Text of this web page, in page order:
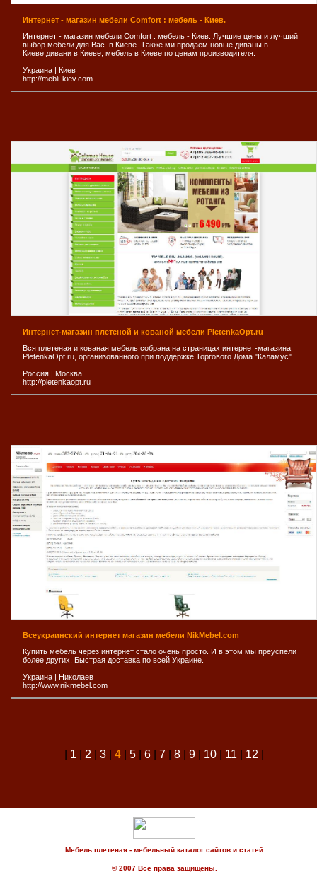
Интернет - магазин мебели Comfort : мебель - Киев.
Интернет - магазин мебели Comfort : мебель - Киев. Лучшие цены и лучший
выбор мебели для Вас. в Киеве. Также ми продаем новые диваны в
Киеве,дивани в Киеве, мебель в Киеве по ценам производителя.
Украина
Киев
http://mebli-kiev.com
Интернет-магазин плетеной и кованой мебели PletenkaOpt.ru
Вся плетеная и кованая мебель собрана на страницах интернет-магазина
PletenkaOpt.ru, организованного при поддержке Торгового Дома "Каламус"
Россия | Москва
http://pletenkaopt.ru
Всеукраинский интернет магазин мебели NikMebel.com
Купить мебель через интернет стало очень просто. И в этом мы преуспели
более других. Быстрая доставка по всей Украине.
Украина | Николаев
http://www.nikmebel.com
1 2 3| 4| 5| 6| 7| 8| 9| 10| 11 12
Мебель плетеная - мебельный каталог сайтов и статей
© 2007 Все права защищены.